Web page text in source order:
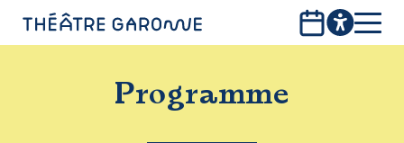
PROGRAMME
INFOS PRATIQUES
Programme